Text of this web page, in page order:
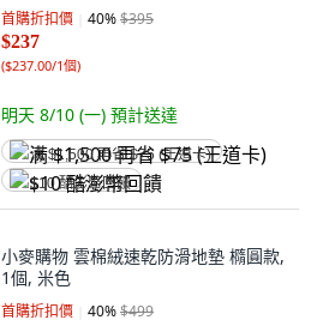
首購折扣價 40%$395
$237
($237.00/1個)
明天 8/10 (一) 預計送達
满 $1,500 再省 $75 (王道卡)
$10 酷澎幣回饋
小麥購物 雲棉絨速乾防滑地墊 橢圓款,
1個, 米色
首購折扣價 40%$499